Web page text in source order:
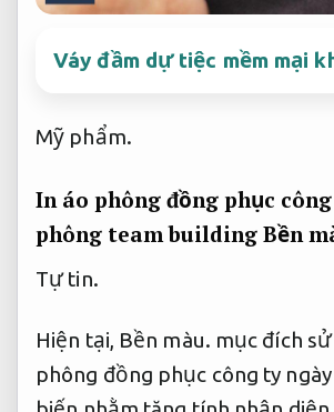
Váy đầm dự tiệc mềm mại
Mỹ phẩm.
In áo phông đồng phục
phông team building Bền
Tự tin.
Hiện tại, Bền màu. mục đích
phông đồng phục công ty